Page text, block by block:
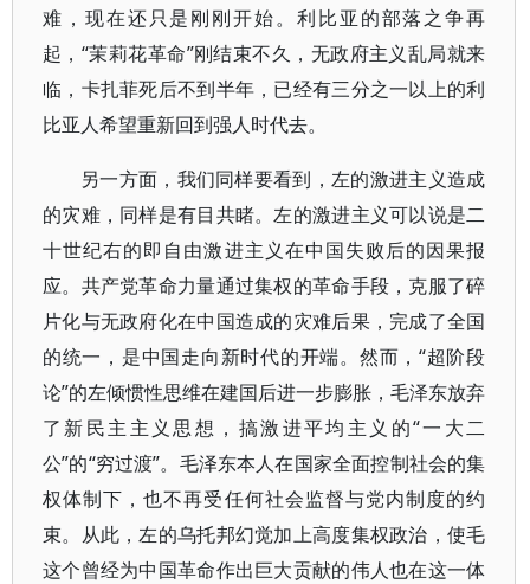
难，现在还只是刚刚开始。利比亚的部落之争再
起，“茉莉花革命”刚结束不久，无政府主义乱局就来
临，卡扎菲死后不到半年，已经有三分之一以上的利
比亚人希望重新回到强人时代去。
另一方面，我们同样要看到，左的激进主义造成
的灾难，同样是有目共睹。左的激进主义可以说是二
十世纪右的即自由激进主义在中国失败后的因果报
应。共产党革命力量通过集权的革命手段，克服了碎
片化与无政府化在中国造成的灾难后果，完成了全国
的统一，是中国走向新时代的开端。然而，“超阶段
论”的左倾惯性思维在建国后进一步膨胀，毛泽东放弃
了新民主主义思想，搞激进平均主义的“一大二
公”的“穷过渡”。毛泽东本人在国家全面控制社会的集
权体制下，也不再受任何社会监督与党内制度的约
束。从此，左的乌托邦幻觉加上高度集权政治，使毛
这个曾经为中国革命作出巨大贡献的伟人也在这一体